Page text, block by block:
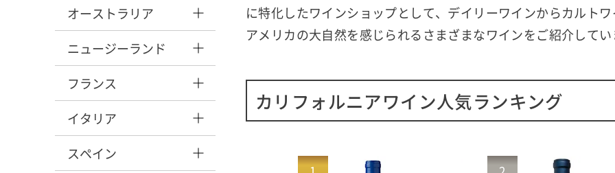
オーストラリア
ニュージーランド
フランス
イタリア
スペイン
に特化したワインショップとして、デイリーワインからカルト
アメリカの大自然を感じられるさまざまなワインをご紹介して
カリフォルニアワイン人気ランキング